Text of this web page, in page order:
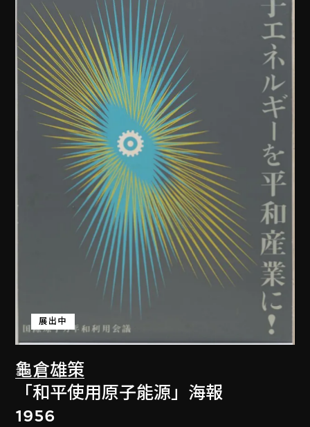
龜倉雄策
展出中
「和平使用原子能源」海報
1956